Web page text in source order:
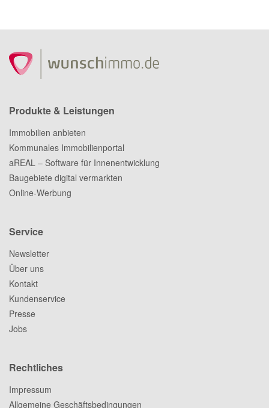
Produkte & Leistungen
Immobilien anbieten
Kommunales Immobilienportal
aREAL – Software für Innenentwicklung
Baugebiete digital vermarkten
Online-Werbung
Service
Newsletter
Über uns
Kontakt
Kundenservice
Presse
Jobs
Rechtliches
Impressum
Allgemeine Geschäftsbedingungen